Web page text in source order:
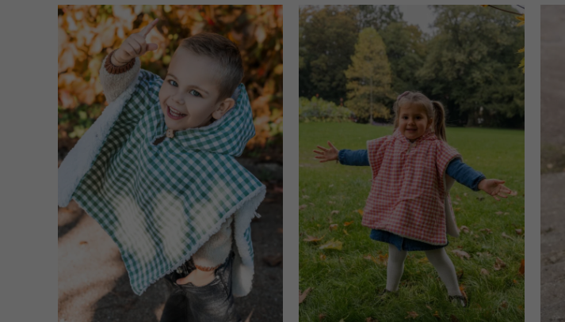
Plage
de
prix :
64,90 €
à
69,90 €
Plage
de
prix :
69,90 €
à
79,90 €